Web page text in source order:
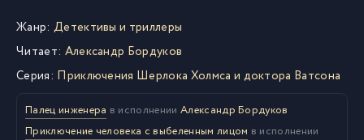
Жанр: Детективы и триллеры
Читает: Александр Бордуков
Серия: Приключения Шерлока Холмса и доктора Ватсона
Палец инженера в исполнении Александр Бордуков
Приключение человека с выбеленным лицом в исполнении